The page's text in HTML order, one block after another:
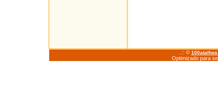
..:: ©
Optimizado para